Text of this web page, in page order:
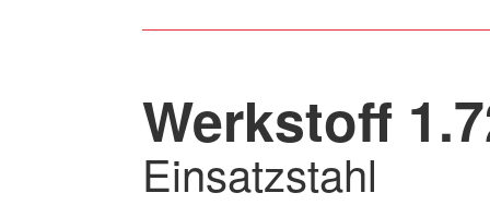
Werkstoff
Einsatzstahl